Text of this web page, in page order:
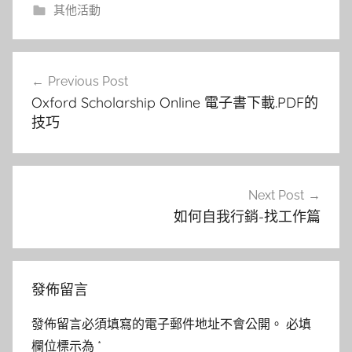
其他活動
導
覽
Previous Post
Oxford Scholarship Online 電子書下載.PDF的
技巧
Next Post
如何自我行銷-找工作篇
發佈留言
發佈留言必須填寫的電子郵件地址不會公開。 必填
欄位標示為 *